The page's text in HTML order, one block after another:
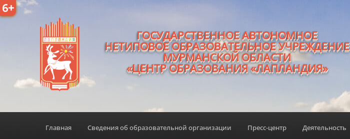
6+
ГОСУДАРСТВЕННОЕ АВТОНОМНОЕ
НЕТИПОВОЕ ОБРАЗОВАТЕЛЬНОЕ УЧРЕЖДЕНИЕ
МУРМАНСКОЙ ОБЛАСТИ
«ЦЕНТР ОБРАЗОВАНИЯ «ЛАПЛАНДИЯ»
Главная Сведения об образовательной организации Пресс-центр Деятельность